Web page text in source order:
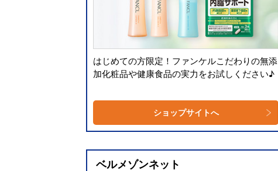
はじめての方限定！ファンケルこだわりの無添
加化粧品や健康食品の実力をお試しください♪
ショップサイトへ
ベルメゾンネット